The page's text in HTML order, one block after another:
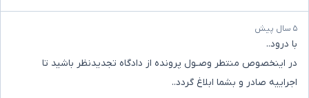
۵ سال پیش
با درود..
در اینخصوص منتطر وصـول پرونده از دادگاه تجدیدنظر باشید تا
اجراییه صادر و بشما ابلاغ گردد..